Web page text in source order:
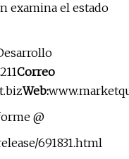
examina el estado
Correo
Web:
@
691831.html